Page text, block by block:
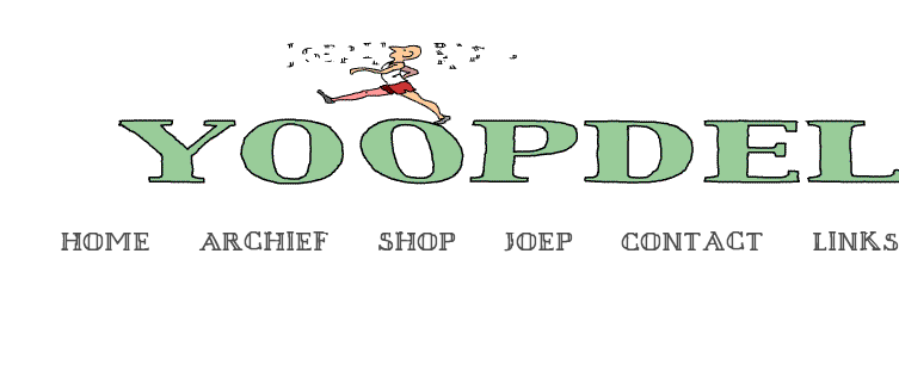
Home Archief Shop Joep Contact Links